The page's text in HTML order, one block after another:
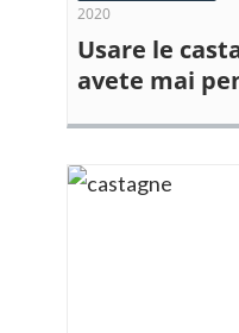
2020
Usare le
avete mai